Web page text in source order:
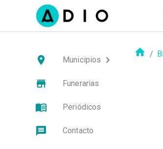
Municipios
Funerarias
Periódicos
Contacto
/